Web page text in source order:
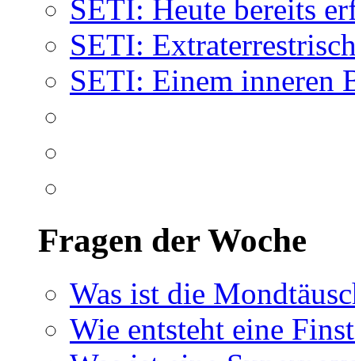
SETI: Heute bereits
SETI:
SETI: Einem inneren
Fragen der Woche
Was ist die
Wie entsteht eine